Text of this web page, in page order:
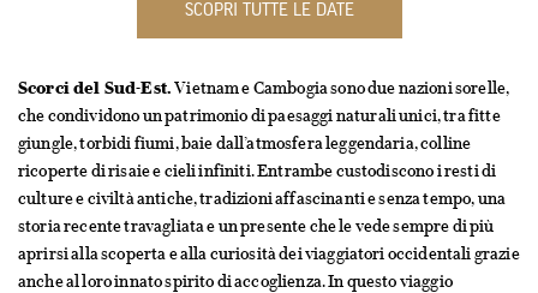
SCOPRI TUTTE LE DATE
Scorci del Sud-Est.Vietnam e Cambogia sono due nazioni sorelle,
che condividono un patrimonio di paesaggi naturali unici, tra fitte
giungle, torbidi fiumi, baie dall’atmosfera leggendaria, colline
ricoperte di risaie e cieli infiniti. Entrambe custodiscono i resti di
culture e civiltà antiche, tradizioni affascinanti e senza tempo, una
storia recente travagliata e un presente che le vede sempre di più
aprirsi alla scoperta e alla curiosità dei viaggiatori occidentali grazie
anche al loro innato spirito di accoglienza. In questo viaggio